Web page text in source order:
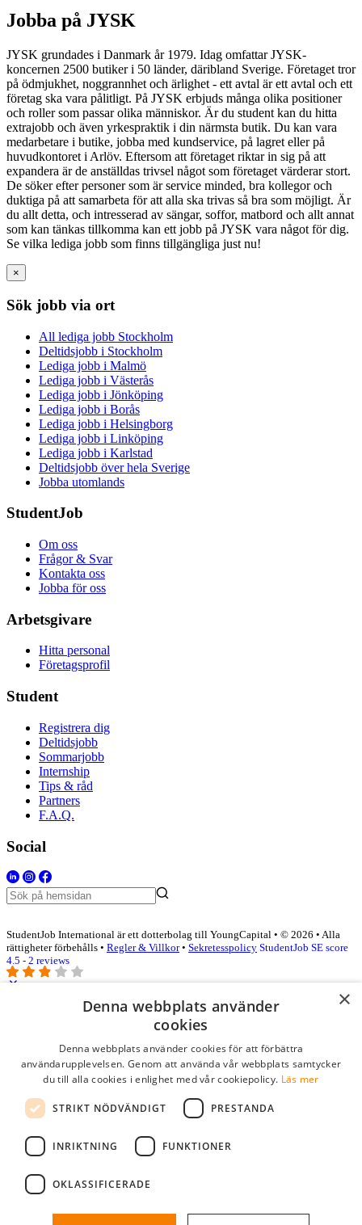
Jobba på JYSK
JYSK grundades i Danmark år 1979. Idag omfattar JYSK-
koncernen 2500 butiker i 50 länder, däribland Sverige. Företaget tror
på ödmjukhet, noggrannhet och ärlighet - ett avtal är ett avtal och ett
företag ska vara pålitligt. På JYSK erbjuds många olika positioner
och roller som passar olika människor. Är du student kan du hitta
extrajobb och även yrkespraktik i din närmsta butik. Du kan vara
medarbetare i butike, jobba med kundservice, på lagret eller på
huvudkontoret i Arlöv. Eftersom att företaget riktar in sig på att
expandera är de anställdas trivsel något som företaget värderar stort.
De söker efter personer som är service minded, bra kollegor och
duktiga på att samarbeta för att alla ska trivas så bra som möjligt. Är
du allt detta, och intresserad av sängar, soffor, matbord och allt annat
som kan tänkas tillkomma kan ett jobb på JYSK vara något för dig.
Se vilka lediga jobb som finns tillgängliga just nu!
×
Sök jobb via ort
All lediga jobb Stockholm
Deltidsjobb i Stockholm
Lediga jobb i Malmö
Lediga jobb i Västerås
Lediga jobb i Jönköping
Lediga jobb i Borås
Lediga jobb i Helsingborg
Lediga jobb i Linköping
Lediga jobb i Karlstad
Deltidsjobb över hela Sverige
Jobba utomlands
StudentJob
Om oss
Frågor & Svar
Kontakta oss
Jobba för oss
Arbetsgivare
Hitta personal
Företagsprofil
Student
Registrera dig
Deltidsjobb
Sommarjobb
Internship
Tips & råd
Partners
F.A.Q.
Social
StudentJob International är ett dotterbolag till YoungCapital • © 2026 • Alla
rättigheter förbehålls • Regler & Villkor• Sekretesspolicy StudentJob SE score
4.5 - 2 reviews
Logga in som företag
Lösenord
kom ihåg mig
logga in
Kostnadsfri företagsprofil
×
Denna webbplats använder
cookies
Denna webbplats använder cookies för att förbättra
användarupplevelsen. Genom att använda vår webbplats samtycker
du till alla cookies i enlighet med vår cookiepolicy. Läs mer
STRIKT NÖDVÄNDIGT PRESTANDA
INRIKTNING FUNKTIONER
OKLASSIFICERADE